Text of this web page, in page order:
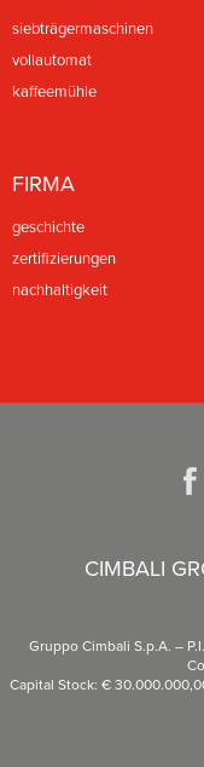
siebträgermaschinen
vollautomat
kaffeemühle
FIRMA
geschichte
zertifizierungen
nachhaltigkeit
CIMBALI
Gruppo Cimbali S.p.A. –
Capital Stock: €